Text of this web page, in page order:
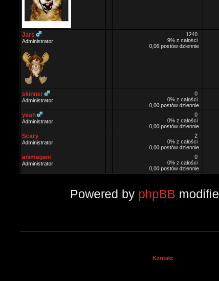
Jars
Administrator
1240
9% z całości
0,06 postów dziennie
skinner
Administrator
0
0% z całości
0,00 postów dziennie
yeah
Administrator
0
0% z całości
0,00 postów dziennie
Scary
Administrator
2
0% z całości
0,00 postów dziennie
animagani
Administrator
0
0% z całości
0,00 postów dziennie
Powered by phpBB
Kontakt